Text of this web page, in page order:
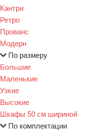
Кантри
Ретро
Прованс
Модерн
По размеру
Большие
Маленькие
Узкие
Высокие
Шкафы 50 см шириной
По комплектации